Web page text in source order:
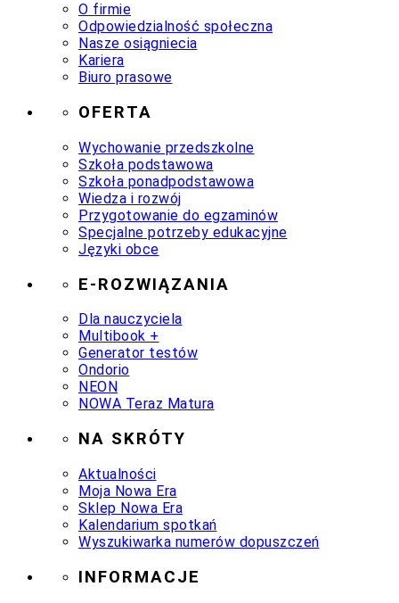
O firmie
Odpowiedzialność społeczna
Nasze osiągniecia
Kariera
Biuro prasowe
OFERTA
Wychowanie przedszkolne
Szkoła podstawowa
Szkoła ponadpodstawowa
Wiedza i rozwój
Przygotowanie do egzaminów
Specjalne potrzeby edukacyjne
Języki obce
E-ROZWIĄZANIA
Dla nauczyciela
Multibook +
Generator testów
Ondorio
NEON
NOWA Teraz Matura
NA SKRÓTY
Aktualności
Moja Nowa Era
Sklep Nowa Era
Kalendarium spotkań
Wyszukiwarka numerów dopuszczeń
INFORMACJE